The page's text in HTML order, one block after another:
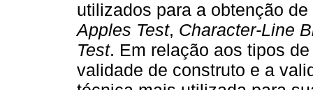
utilizados para a obtenção
Apples Test, Character-Line
Test. Em relação aos tipos
validade de construto e a